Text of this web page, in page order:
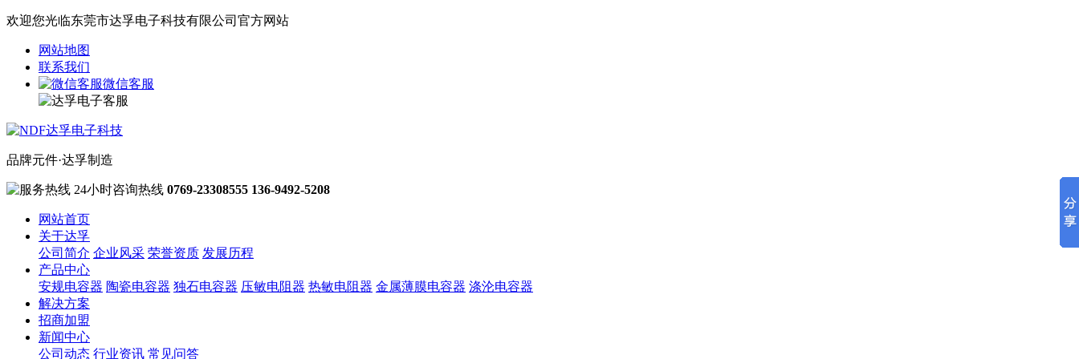
欢迎您光临东莞市达孚电子科技有限公司官方网站
网站地图
联系我们
微信客服
品牌元件·达孚制造
24小时咨询热线 0769-23308555 136-9492-5208
网站首页
关于达孚
公司简介 企业风采 荣誉资质 发展历程
产品中心
安规电容器 陶瓷电容器 独石电容器 压敏电阻器 热敏电阻器 金属薄膜电容器 涤沦电容器
解决方案
招商加盟
新闻中心
公司动态 行业资讯 常见问答